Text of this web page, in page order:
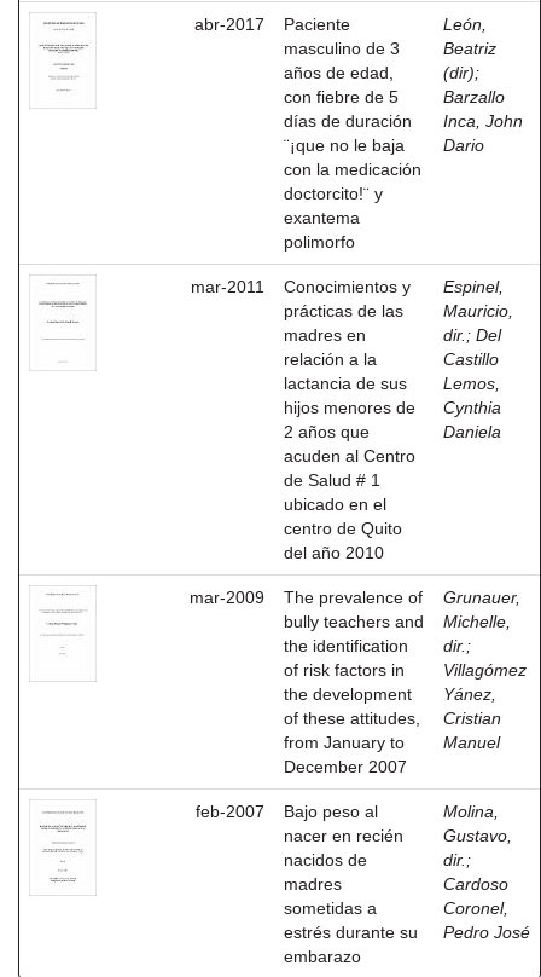
abr-2017
Paciente
masculino de 3
años de edad,
con fiebre de 5
días de duración
¨¡que no le baja
con la medicación
doctorcito!¨ y
exantema
polimorfo
León,
Beatriz
(dir);
Barzallo
Inca, John
Dario
mar-2011
Conocimientos y
prácticas de las
madres en
relación a la
lactancia de sus
hijos menores de
2 años que
acuden al Centro
de Salud # 1
ubicado en el
centro de Quito
del año 2010
Espinel,
Mauricio,
dir. ; Del
Castillo
Lemos,
Cynthia
Daniela
mar-2009
The prevalence of
bully teachers and
the identification
of risk factors in
the development
of these attitudes,
from January to
December 2007
Grunauer,
Michelle,
dir. ;
Villagómez
Yánez,
Cristian
Manuel
feb-2007
Bajo peso al
nacer en recién
nacidos de
madres
sometidas a
estrés durante su
embarazo
Molina,
Gustavo,
dir. ;
Cardoso
Coronel,
Pedro José